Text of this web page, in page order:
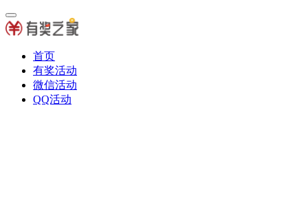
首页
有奖活动
微信活动
QQ活动